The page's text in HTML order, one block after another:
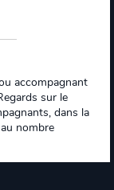
accompagnant
sur le
dans la
nombre